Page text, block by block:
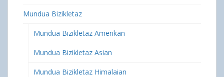
Mundua Bizikletaz
Mundua Bizikletaz Amerikan
Mundua Bizikletaz Asian
Mundua Bizikletaz Himalaian